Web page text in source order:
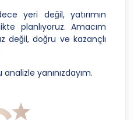
verilerin doğru ve
ve bu doğrultuda
gerekli sistemleri
İşleme
kişisel verilerin hangi
yeri değil, yatırımın
planlıyoruz. Amacım
değil, doğru ve kazançlı
yanınızdayım.